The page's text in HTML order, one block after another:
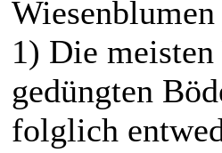
1) Die
gedüngten
folglich